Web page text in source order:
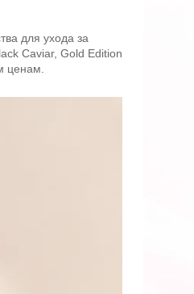
для ухода за
Caviar, Gold Edition
ценам.